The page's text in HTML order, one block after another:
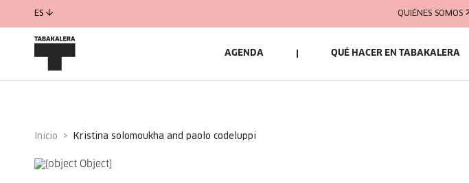
ES QUIÉNES SOMOS
AGENDA QUÉ HACER EN TABAKALERA
Inicio kristina solomoukha and paolo codeluppi